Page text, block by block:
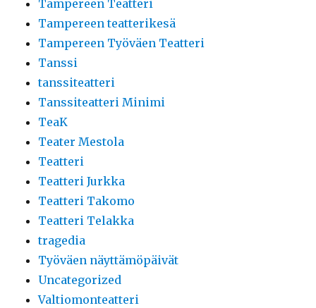
Tampereen Teatteri
Tampereen teatterikesä
Tampereen Työväen Teatteri
Tanssi
tanssiteatteri
Tanssiteatteri Minimi
TeaK
Teater Mestola
Teatteri
Teatteri Jurkka
Teatteri Takomo
Teatteri Telakka
tragedia
Työväen näyttämöpäivät
Uncategorized
Valtiomonteatteri